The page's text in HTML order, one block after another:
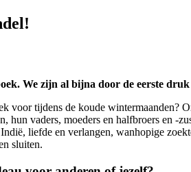
We zijn al bijna door de eerste druk
voor tijdens de koude wintermaanden?
hun vaders, moeders en halfbroers en -
liefde en verlangen, wanhopige
sluiten.